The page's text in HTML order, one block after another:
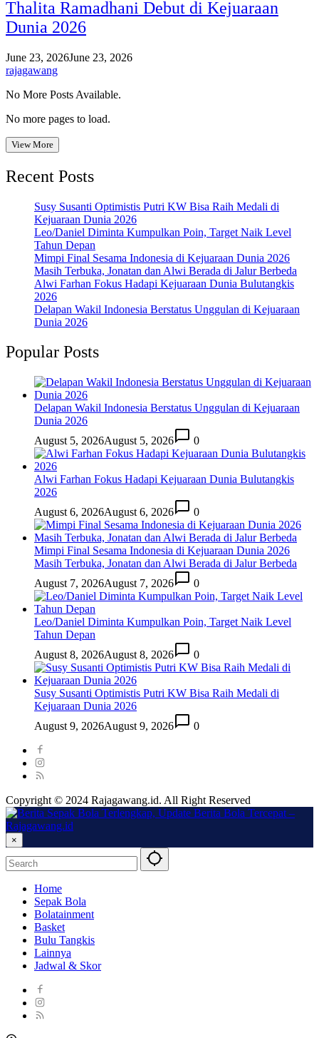
Thalita Ramadhani Debut di Kejuaraan
Dunia 2026
June 23, 2026June 23, 2026
rajagawang
No More Posts Available.
No more pages to load.
View More
Recent Posts
Susy Susanti Optimistis Putri KW Bisa Raih Medali di
Kejuaraan Dunia 2026
Leo/Daniel Diminta Kumpulkan Poin, Target Naik Level
Tahun Depan
Mimpi Final Sesama Indonesia di Kejuaraan Dunia 2026
Masih Terbuka, Jonatan dan Alwi Berada di Jalur Berbeda
Alwi Farhan Fokus Hadapi Kejuaraan Dunia Bulutangkis
2026
Delapan Wakil Indonesia Berstatus Unggulan di Kejuaraan
Dunia 2026
Popular Posts
Delapan Wakil Indonesia Berstatus Unggulan di Kejuaraan
Dunia 2026
August 5, 2026August 5, 2026 0
Alwi Farhan Fokus Hadapi Kejuaraan Dunia Bulutangkis
2026
August 6, 2026August 6, 2026 0
Mimpi Final Sesama Indonesia di Kejuaraan Dunia 2026
Masih Terbuka, Jonatan dan Alwi Berada di Jalur Berbeda
August 7, 2026August 7, 2026 0
Leo/Daniel Diminta Kumpulkan Poin, Target Naik Level
Tahun Depan
August 8, 2026August 8, 2026 0
Susy Susanti Optimistis Putri KW Bisa Raih Medali di
Kejuaraan Dunia 2026
August 9, 2026August 9, 2026 0
Copyright © 2024 Rajagawang.id. All Right Reserved
×
Home
Sepak Bola
Bolatainment
Basket
Bulu Tangkis
Lainnya
Jadwal & Skor